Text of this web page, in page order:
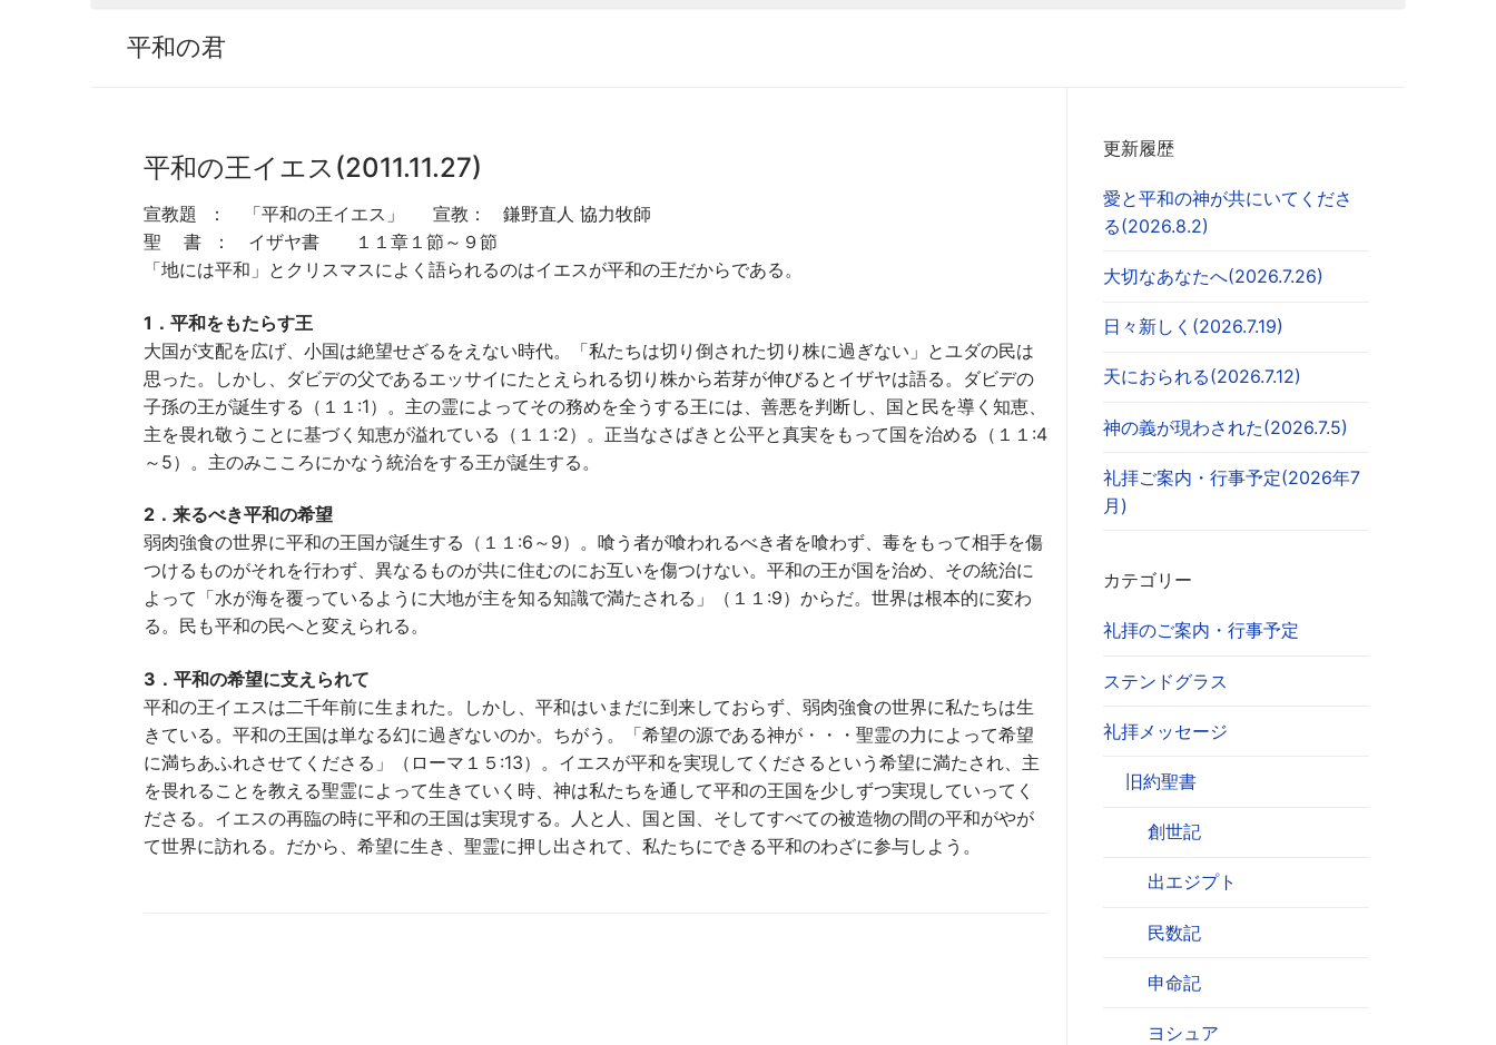
平和の君
平和の王イエス(2011.11.27)
宣教題 ： 「平和の王イエス」 宣教： 鎌野直人 協力牧師
聖 書 ： イザヤ書 １１章１節～９節
「地には平和」とクリスマスによく語られるのはイエスが平和の王だからである。
1．平和をもたらす王
大国が支配を広げ、小国は絶望せざるをえない時代。「私たちは切り倒された切り株に過ぎない」とユダの民は
思った。しかし、ダビデの父であるエッサイにたとえられる切り株から若芽が伸びるとイザヤは語る。ダビデの
子孫の王が誕生する（１１:1）。主の霊によってその務めを全うする王には、善悪を判断し、国と民を導く知恵、
主を畏れ敬うことに基づく知恵が溢れている（１１:2）。正当なさばきと公平と真実をもって国を治める（１１:4
～5）。主のみこころにかなう統治をする王が誕生する。
2．来るべき平和の希望
弱肉強食の世界に平和の王国が誕生する（１１:6～9）。喰う者が喰われるべき者を喰わず、毒をもって相手を傷
つけるものがそれを行わず、異なるものが共に住むのにお互いを傷つけない。平和の王が国を治め、その統治に
よって「水が海を覆っているように大地が主を知る知識で満たされる」（１１:9）からだ。世界は根本的に変わ
る。民も平和の民へと変えられる。
3．平和の希望に支えられて
平和の王イエスは二千年前に生まれた。しかし、平和はいまだに到来しておらず、弱肉強食の世界に私たちは生
きている。平和の王国は単なる幻に過ぎないのか。ちがう。「希望の源である神が・・・聖霊の力によって希望
に満ちあふれさせてくださる」（ローマ１５:13）。イエスが平和を実現してくださるという希望に満たされ、主
を畏れることを教える聖霊によって生きていく時、神は私たちを通して平和の王国を少しずつ実現していってく
ださる。イエスの再臨の時に平和の王国は実現する。人と人、国と国、そしてすべての被造物の間の平和がやが
て世界に訪れる。だから、希望に生き、聖霊に押し出されて、私たちにできる平和のわざに参与しよう。
更新履歴
愛と平和の神が共にいてくださ
る(2026.8.2)
大切なあなたへ(2026.7.26)
日々新しく(2026.7.19)
天におられる(2026.7.12)
神の義が現わされた(2026.7.5)
礼拝ご案内・行事予定(2026年7
月)
カテゴリー
礼拝のご案内・行事予定
ステンドグラス
礼拝メッセージ
旧約聖書
創世記
出エジプト
民数記
申命記
ヨシュア